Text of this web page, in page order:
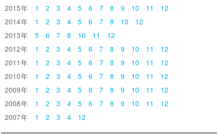
2015
1 2 3 4 5 6 7 8 9 10 11
12
2014
1 2 3 4 5 6 7 8 10
12
2013
5 6 7 8 10 11
12
2012
1 2 3 4 5 6 7 8 9 10 11
12
2011
1 2 3 4 5 6 7 8 9 10 11
12
2010
1 2 3 4 5 6 7 8 9 10 11
12
2009
1 2 3 4 5 6 7 8 9 10 11
12
2008
1 2 3 4 5 6 7 8 9 10 11
12
2007
1 2 3 4 12